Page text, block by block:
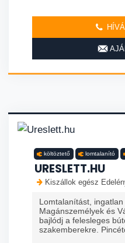
költöztető lomtalanító
URESLETT.HU
Kiszállok egész
Lomtalanítást,
Magánszemélyek és
bajlódj a felesleges
szakemberekre.